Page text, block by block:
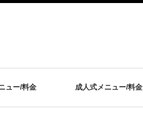
ュー/料金 成人式メニュー/料金